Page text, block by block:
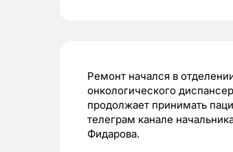
Ремонт начался в
онкологического
продолжает принимать
телеграм канале
Фидарова.